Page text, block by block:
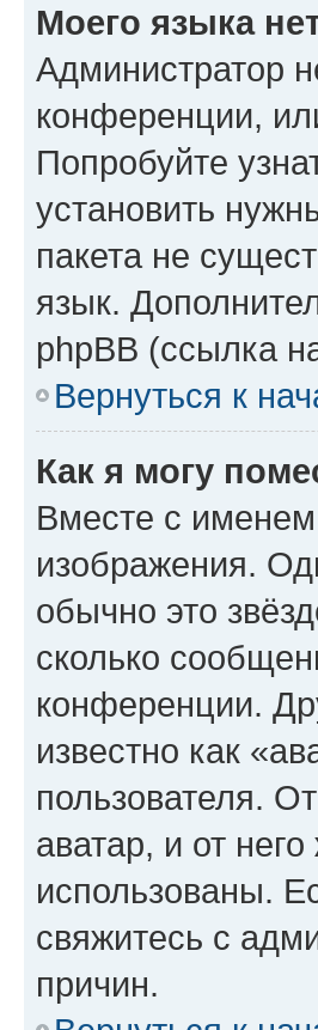
Моего языка
Администратор
конференции,
Попробуйте
установить
пакета не
язык.
phpBB (ссылка
Вернуться к
Как я могу
Вместе с именем
изображения.
обычно это
сколько
конференции.
известно как
пользователя.
аватар, и от
использованы.
свяжитесь с
причин.